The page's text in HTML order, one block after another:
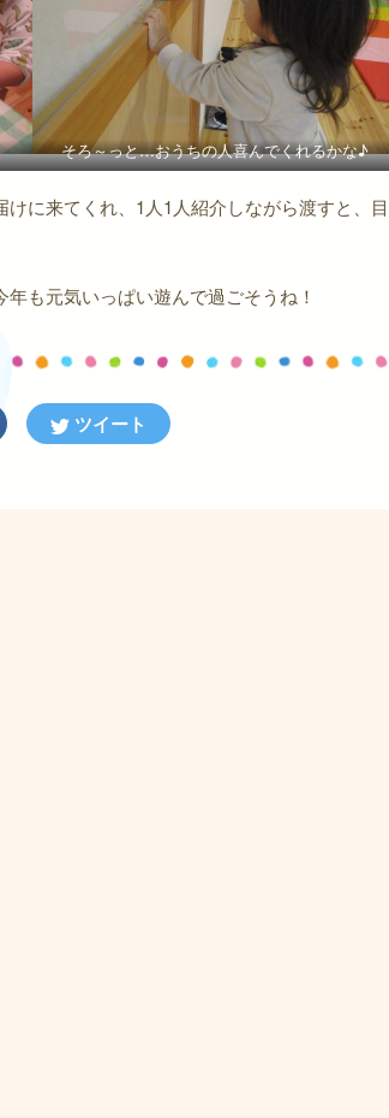
そろ～っと…おうちの人喜んでくれるかな♪
に来てくれ、1人1人紹介しながら渡すと、目
も元気いっぱい遊んで過ごそうね！
ツイート